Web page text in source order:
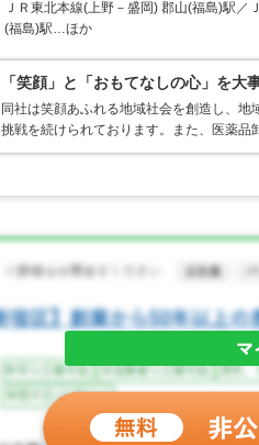
ＪＲ東北本線(上野－盛岡) 郡山(福島)駅／
(福島)駅…ほか
「笑顔」と「おもてなしの心」を大
同社は笑顔あふれる地域社会を創造し、
挑戦を続けられております。また、医薬